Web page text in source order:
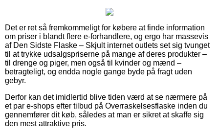
Det er ret så fremkommeligt for købere at finde information
om priser i blandt flere e-forhandlere, og ergo har massevis
af Den Sidste Flaske – Skjult internet outlets set sig tvunget
til at trykke udsalgspriserne på mange af deres produkter –
til drenge og piger, men også til kvinder og mænd –
betragteligt, og endda nogle gange byde på fragt uden
gebyr.
Derfor kan det imidlertid blive tiden værd at se nærmere på
et par e-shops efter tilbud på Overraskelsesflaske inden du
gennemfører dit køb, således at man er sikret at skaffe sig
den mest attraktive pris.